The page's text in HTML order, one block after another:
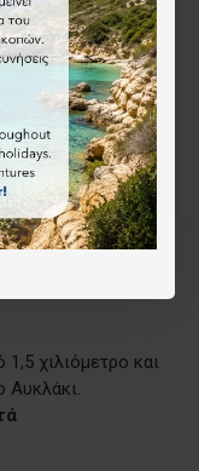
-
στις Λεύκες
μοναστήρι της
για το
που πάει και
στη διχάλα,
πιο δύσβατο,
χιλιόμετρο και